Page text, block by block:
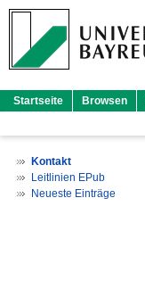
Startseite Browsen
Kontakt
Leitlinien EPub
Neueste Einträge